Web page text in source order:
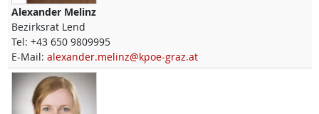
Alexander Melinz
Bezirksrat Lend
Tel: +43 650 9809995
E-Mail: alexander.melinz@kpoe-graz.at